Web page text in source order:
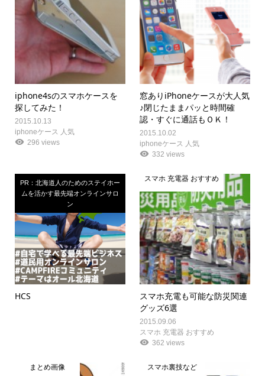
iphone4sのスマホケースを
探してみた！
2015.10.13
iphoneケース 人気
296 views
窓ありiPhoneケースが大人気
♪閉じたままパッと時間確
認・すぐに通話もＯＫ！
2015.10.02
iphoneケース 人気
332 views
PR：北海道人のためのステイホー
ムを活かす最先端オンラインサロ
ン
HCS
スマホ 充電器 おすすめ
スマホ充電も可能な防災関連
グッズ6選
2015.09.06
スマホ 充電器 おすすめ
362 views
まとめ画像 スマホ裏技など